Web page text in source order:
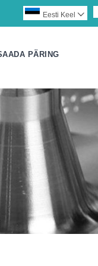
Eesti Keel 
PÄRING